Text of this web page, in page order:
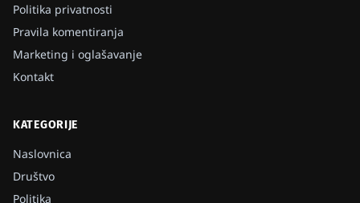
Politika privatnosti
Pravila komentiranja
Marketing i oglašavanje
Kontakt
KATEGORIJE
Naslovnica
Društvo
Politika